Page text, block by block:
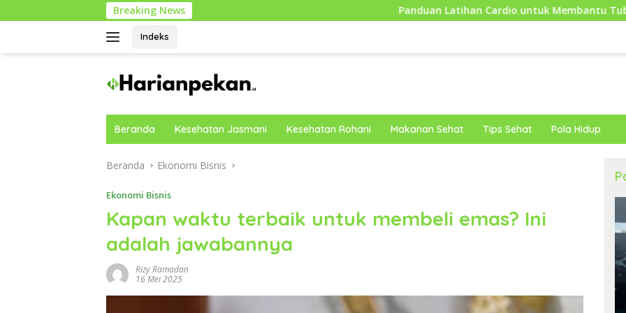
ke
Breaking News Panduan Latihan Cardio untuk Membantu Tubuh Lebih Bugar
Indeks
Beranda Kesehatan Jasmani Kesehatan Rohani Makanan Sehat Tips Sehat Pola Hidup
Beranda Ekonomi Bisnis
Ekonomi Bisnis
Kapan waktu terbaik untuk membeli emas? Ini
adalah jawabannya
Rizy Ramadan
16 Mei 2025